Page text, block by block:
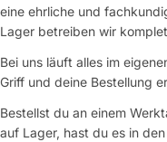
eine ehrliche und
Lager betreiben wir
Bei uns läuft alles im
Griff und deine Bestellung
Bestellst du an einem
auf Lager, hast du es in